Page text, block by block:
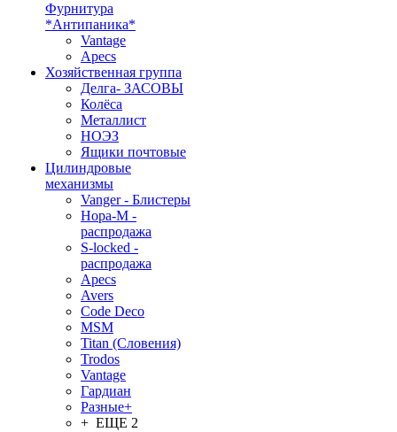
Фурнитура
*Антипаника*
Vantage
Apecs
Хозяйственная группа
Делга- ЗАСОВЫ
Колёса
Металлист
НОЭЗ
Ящики почтовые
Цилиндровые
механизмы
Vanger - Блистеры
Нора-М -
распродажа
S-locked -
распродажа
Apecs
Avers
Code Deco
MSM
Titan (Словения)
Trodos
Vantage
Гардиан
Разные+
+ ЕЩЕ 2